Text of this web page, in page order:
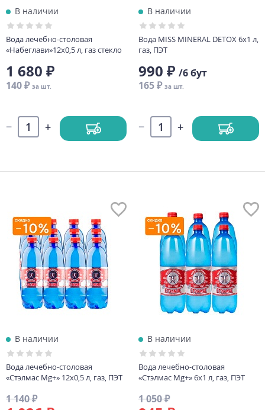
В наличии
Вода лечебно-столовая
«Набеглави»12х0,5 л, газ стекло
1 680 ₽
140 ₽ за шт.
В наличии
Вода MISS MINERAL DETOX 6х1 л,
газ, ПЭТ
990 ₽ /6 бут
165 ₽ за шт.
В наличии
Вода лечебно-столовая
«Стэлмас Mg+» 12х0,5 л, газ, ПЭТ
1 140 ₽
В наличии
Вода лечебно-столовая
«Стэлмас Mg+» 6х1 л, газ, ПЭТ
1 050 ₽